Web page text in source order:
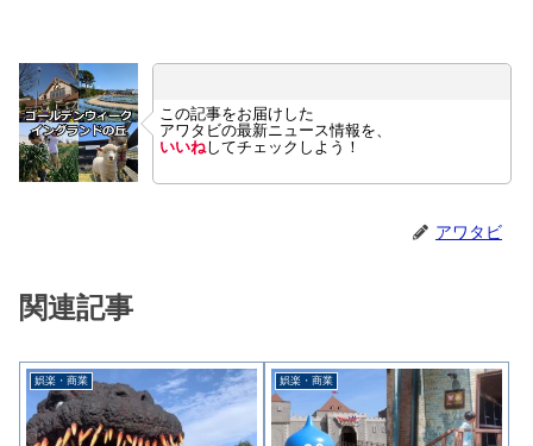
この記事をお届けした
アワタビの最新ニュース情報を、
いいねしてチェックしよう！
アワタビ
関連記事
娯楽・商業 娯楽・商業